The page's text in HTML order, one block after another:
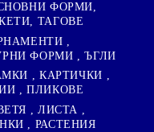
ФОРМИ,
ТАГОВЕ
,
ФОРМИ , ЪГЛИ
, КАРТИЧКИ ,
, ПЛИКОВЕ
, ЛИСТА ,
, РАСТЕНИЯ